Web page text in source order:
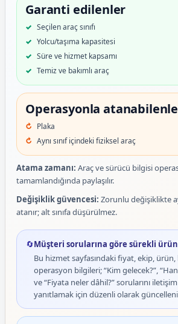
Garanti edilenler
Seçilen araç sınıfı
Yolcu/taşıma kapasitesi
Süre ve hizmet kapsamı
Temiz ve bakımlı araç
Operasyonla
Plaka
Aynı sınıf içindeki fiziksel araç
Atama zamanı: Araç ve sürücü bilgisi
tamamlandığında paylaşılır.
Değişiklik güvencesi: Zorunlu değişiklikte
atanır; alt sınıfa düşürülmez.
🔄Müşteri sorularına göre sürekli
Bu hizmet sayfasındaki fiyat, ekip,
operasyon bilgileri; “Kim gelecek?”,
ve “Fiyata neler dâhil?” sorularını
yanıtlamak için düzenli olarak